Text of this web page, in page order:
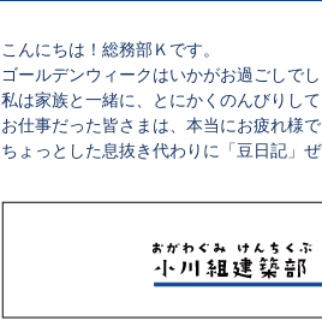
こんにちは！総務部Ｋです。
ゴールデンウィークはいかがお過ごしでし
私は家族と一緒に、とにかくのんびりし
お仕事だった皆さまは、本当にお疲れ様で
ちょっとした息抜き代わりに「豆日記」